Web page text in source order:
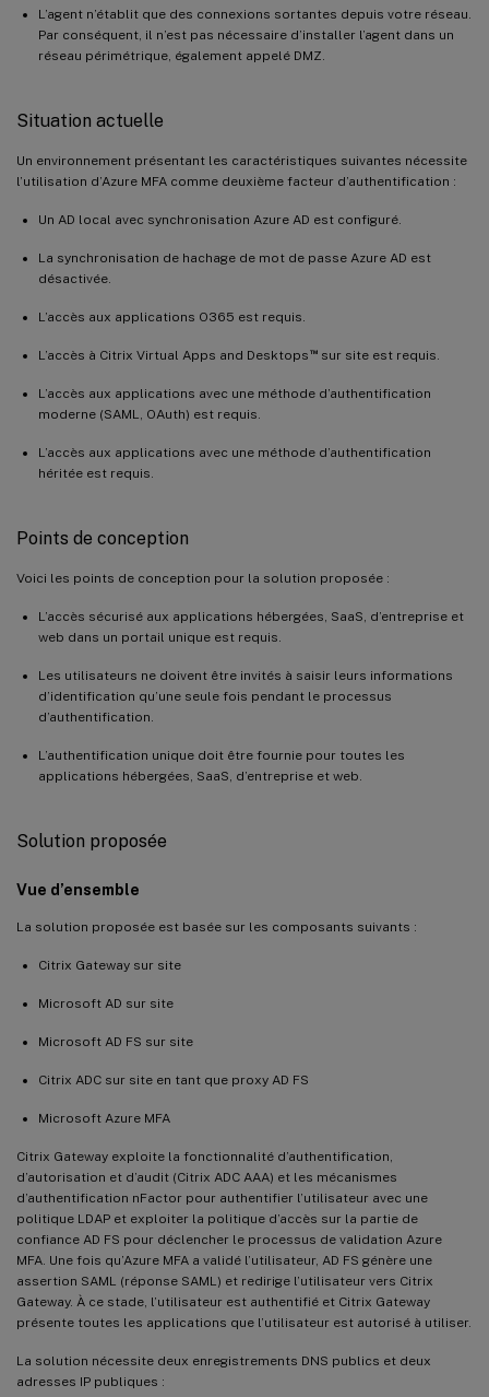
L’agent n’établit que des connexions sortantes depuis votre réseau.
Par conséquent, il n’est pas nécessaire d’installer l’agent dans un
réseau périmétrique, également appelé DMZ.
Situation actuelle
Un environnement présentant les caractéristiques suivantes nécessite
l’utilisation d’Azure MFA comme deuxième facteur d’authentification :
Un AD local avec synchronisation Azure AD est configuré.
La synchronisation de hachage de mot de passe Azure AD est
désactivée.
L’accès aux applications O365 est requis.
L’accès à Citrix Virtual Apps and Desktops ™sur site est requis.
L’accès aux applications avec une méthode d’authentification
moderne (SAML, OAuth) est requis.
L’accès aux applications avec une méthode d’authentification
héritée est requis.
Points de conception
Voici les points de conception pour la solution proposée :
L’accès sécurisé aux applications hébergées, SaaS, d’entreprise et
web dans un portail unique est requis.
Les utilisateurs ne doivent être invités à saisir leurs informations
d’identification qu’une seule fois pendant le processus
d’authentification.
L’authentification unique doit être fournie pour toutes les
applications hébergées, SaaS, d’entreprise et web.
Solution proposée
Vue d’ensemble
La solution proposée est basée sur les composants suivants :
Citrix Gateway sur site
Microsoft AD sur site
Microsoft AD FS sur site
Citrix ADC sur site en tant que proxy AD FS
Microsoft Azure MFA
Citrix Gateway exploite la fonctionnalité d’authentification,
d’autorisation et d’audit (Citrix ADC AAA) et les mécanismes
d’authentification nFactor pour authentifier l’utilisateur avec une
politique LDAP et exploiter la politique d’accès sur la partie de
confiance AD FS pour déclencher le processus de validation Azure
MFA. Une fois qu’Azure MFA a validé l’utilisateur, AD FS génère une
assertion SAML (réponse SAML) et redirige l’utilisateur vers Citrix
Gateway. À ce stade, l’utilisateur est authentifié et Citrix Gateway
présente toutes les applications que l’utilisateur est autorisé à utiliser.
La solution nécessite deux enregistrements DNS publics et deux
adresses IP publiques :